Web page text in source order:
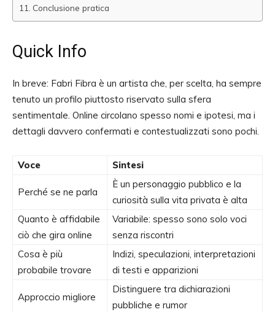
Conclusione pratica
Quick Info
In breve: Fabri Fibra è un artista che, per scelta, ha sempre
tenuto un profilo piuttosto riservato sulla sfera
sentimentale. Online circolano spesso nomi e ipotesi, ma i
dettagli davvero confermati e contestualizzati sono pochi.
Voce Sintesi
Perché se ne parla
È un personaggio pubblico e la
curiosità sulla vita privata è alta
Quanto è affidabile
ciò che gira online
Variabile: spesso sono solo voci
senza riscontri
Cosa è più
probabile trovare
Indizi, speculazioni, interpretazioni
di testi e apparizioni
Approccio migliore
Distinguere tra dichiarazioni
pubbliche e rumor